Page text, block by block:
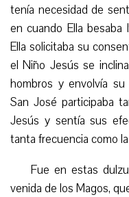
tenía necesidad de
en cuando Ella
Ella solicitaba su
el Niño Jesús se
hombros y envolvía
San José participaba
Jesús y sentía sus
tanta frecuencia como
Fue en estas
venida de los Magos,